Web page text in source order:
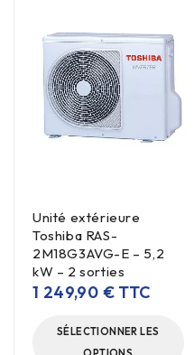
Unité extérieure
Toshiba RAS-
2M18G3AVG-E – 5,2
kW – 2 sorties
1 249,90 € TTC
SÉLECTIONNER LES